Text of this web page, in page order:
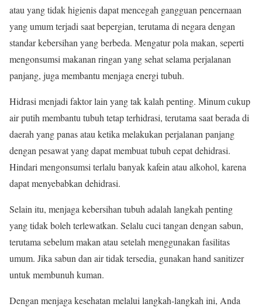
atau yang tidak higienis dapat mencegah gangguan pencernaan
yang umum terjadi saat bepergian, terutama di negara dengan
standar kebersihan yang berbeda. Mengatur pola makan, seperti
mengonsumsi makanan ringan yang sehat selama perjalanan
panjang, juga membantu menjaga energi tubuh.
Hidrasi menjadi faktor lain yang tak kalah penting. Minum cukup
air putih membantu tubuh tetap terhidrasi, terutama saat berada di
daerah yang panas atau ketika melakukan perjalanan panjang
dengan pesawat yang dapat membuat tubuh cepat dehidrasi.
Hindari mengonsumsi terlalu banyak kafein atau alkohol, karena
dapat menyebabkan dehidrasi.
Selain itu, menjaga kebersihan tubuh adalah langkah penting
yang tidak boleh terlewatkan. Selalu cuci tangan dengan sabun,
terutama sebelum makan atau setelah menggunakan fasilitas
umum. Jika sabun dan air tidak tersedia, gunakan hand sanitizer
untuk membunuh kuman.
Dengan menjaga kesehatan melalui langkah-langkah ini, Anda